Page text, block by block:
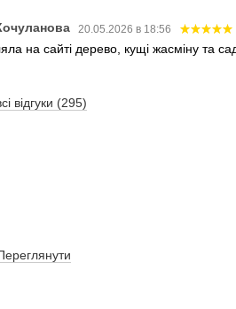
20.05.2026 в 18:56
на сайті дерево, кущі жасміну та
відгуки (295)